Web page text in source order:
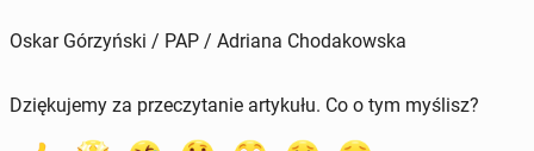
Oskar Górzyński / PAP / Adriana Chodakowska
Dziękujemy za przeczytanie artykułu. Co o tym myślisz?